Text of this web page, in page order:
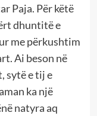
Paja. Për këtë
dhuntitë e
me përkushtim
Ai beson në
sytë e tij e
ka një
natyra aq